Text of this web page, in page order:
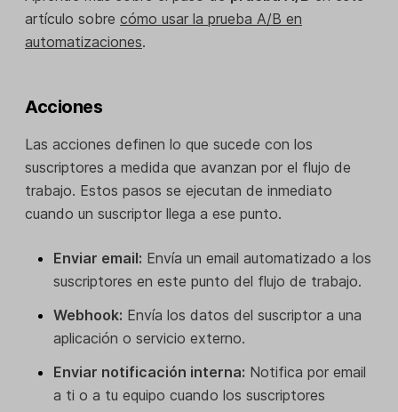
artículo sobre cómo usar la prueba A/B en
automatizaciones.
Acciones
Las acciones definen lo que sucede con los
suscriptores a medida que avanzan por el flujo de
trabajo. Estos pasos se ejecutan de inmediato
cuando un suscriptor llega a ese punto.
Enviar email: Envía un email automatizado a los
suscriptores en este punto del flujo de trabajo.
Webhook: Envía los datos del suscriptor a una
aplicación o servicio externo.
Enviar notificación interna: Notifica por email
a ti o a tu equipo cuando los suscriptores